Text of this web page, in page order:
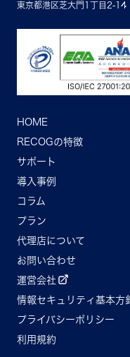
東京都港区芝大門1丁目2-
HOME
RECOGの特徴
サポート
導入事例
コラム
プラン
代理店について
お問い合わせ
運営会社
情報セキュリティ基本方
プライバシーポリシー
利用規約